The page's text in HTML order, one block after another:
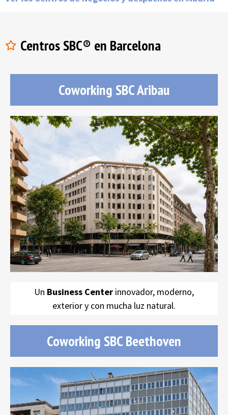
Centros SBC® en Barcelona
Coworking SBC Aribau
SBC Aribau
Un Business Center innovador, moderno,
exterior y con mucha luz natural.
Coworking SBC Beethoven